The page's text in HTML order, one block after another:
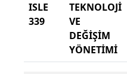
ISLE
339
TEKNOLOJİ
VE
DEĞİŞİM
YÖNETİMİ